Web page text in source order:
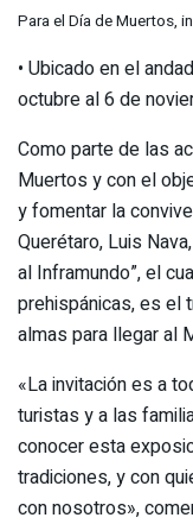
Para el Día de Muertos,
• Ubicado en el
octubre al 6 de
Como parte de las
Muertos y con el
y fomentar la
Querétaro, Luis
al Inframundo”, el
prehispánicas, es el
almas para llegar al
«La invitación es a
turistas y a las
conocer esta
tradiciones, y con
con nosotros»,